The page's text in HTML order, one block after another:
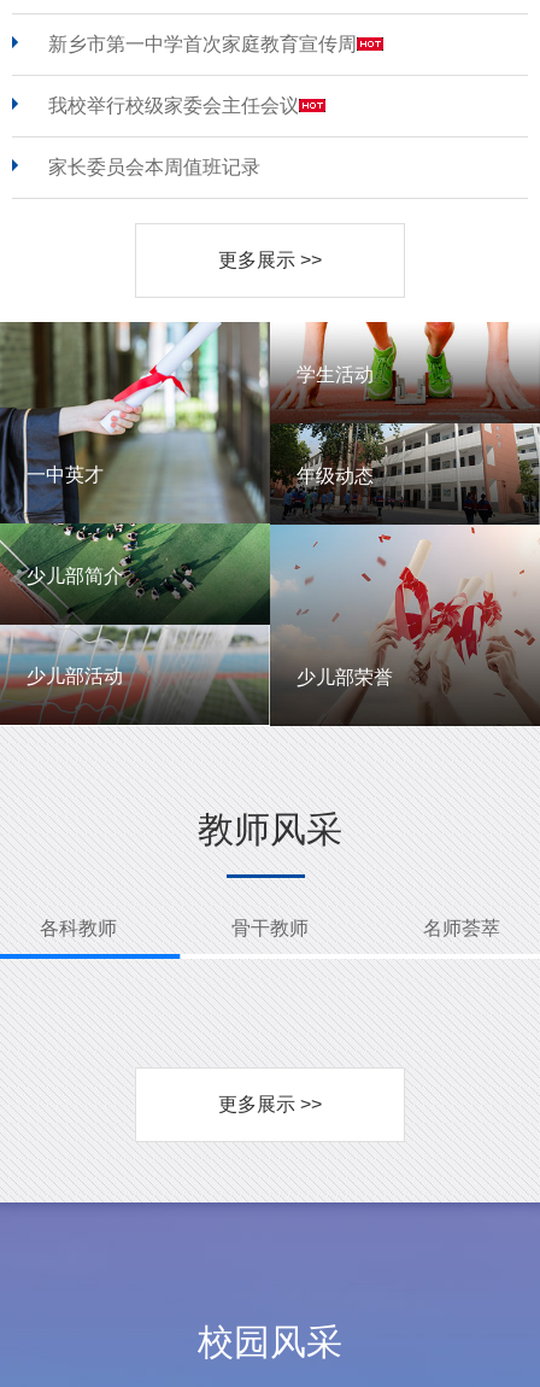
新乡市第一中学首次家庭教育宣传周
我校举行校级家委会主任会议
家长委员会本周值班记录
更多展示 >>
一中英才
一中英才
少儿部简介
少儿部简介
少儿部活动
少儿部活动
学生活动
学生活动
年级动态
年级动态
少儿部荣誉
少儿部荣誉
教师风采
各科教师 骨干教师 名师荟萃
更多展示 >>
校园风采